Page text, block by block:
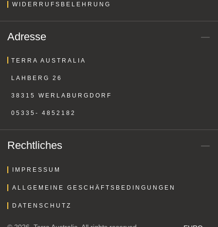
WIDERRUFSBELEHRUNG
Adresse
TERRA AUSTRALIA
LAHBERG 26
38315 WERLABURGDORF
05335- 4852182
Rechtliches
IMPRESSUM
ALLGEMEINE GESCHÄFTSBEDINGUNGEN
DATENSCHUTZ